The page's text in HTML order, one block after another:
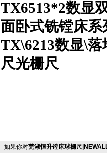
TX6513*2数显
面卧式铣镗床系
TX\6213数显\落
尺光栅尺
如果你对芜湖恒升镗床球栅尺